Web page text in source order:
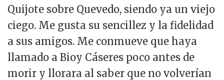
Quijote sobre Quevedo, siendo ya un viejo
ciego. Me gusta su sencillez y la fidelidad
a sus amigos. Me conmueve que haya
llamado a Bioy Cáseres poco antes de
morir y llorara al saber que no volverían